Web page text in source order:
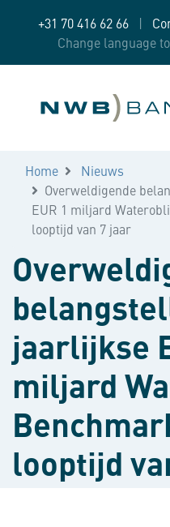
+31 70 416 62 66 |
Change language to
Home
Nieuws
Overweldigende
EUR 1 miljard
looptijd van 7 jaar
jaarlijkse
miljard
looptijd